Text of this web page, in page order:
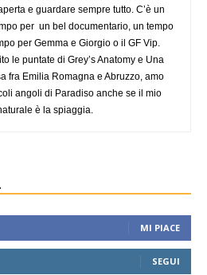
e guardare sempre tutto. C’è un
per un bel documentario, un tempo
per Gemma e Giorgio o il GF Vip.
le puntate di Grey’s Anatomy e Una
fra Emilia Romagna e Abruzzo, amo
angoli di Paradiso anche se il mio
è la spiaggia.
MI PIACE
SEGUI